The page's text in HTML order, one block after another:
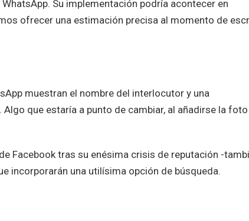
Su implementación podría acontecer en
ofrecer una estimación precisa al momento de
muestran el nombre del interlocutor y una
que estaría a punto de cambiar, al añadirse la
Facebook tras su enésima crisis de reputación -
incorporarán una utilísima opción de búsqueda.